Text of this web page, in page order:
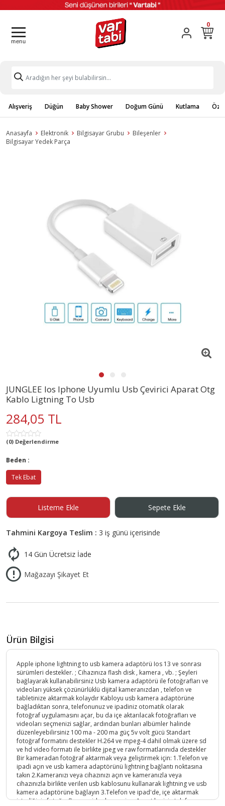
0
Alışveriş Düğün Baby Shower Doğum Günü Kutlama
Anasayfa Elektronik Bilgisayar Grubu
Bileşenler
Bilgisayar Yedek Parça
JUNGLEE Ios Iphone Uyumlu Usb Çevirici Aparat Otg
Kablo Ligtning To Usb
284,05 TL
(0) Değerlendirme
Beden :
Tek Ebat
Listeme Ekle Sepete Ekle
Tahmini Kargoya Teslim : 3 iş günü içerisinde
14 Gün Ücretsiz İade
Mağazayı Şikayet Et
Ürün Bilgisi
Apple iphone lightning to usb kamera adaptörü Ios 13 ve sonrası
sürümleri destekler. ; Cihazınıza flash disk , kamera , vb. ; Şeyleri
bağlayarak kullanabilirsiniz Usb kamera adaptörü ile fotoğrafları ve
videoları yüksek çözünürlüklü dijital kameranızdan , telefon ve
tabletinize aktarmak kolaydır Kabloyu usb kamera adaptörüne
bağladıktan sonra, telefonunuz ve ipadiniz otomatik olarak
fotoğraf uygulamasını açar, bu da içe aktarılacak fotoğrafları ve
videoları seçmenizi sağlar, ardından bunları albümler halinde
düzenleyebilirsiniz 100 ma - 200 ma güç 5v volt gücü Standart
fotoğraf formatını destekler H.264 ve mpeg-4 dahil olmak üzere sd
ve hd video formatı ile birlikte jpeg ve raw formatlarınıda destekler
Bir kameradan fotoğraf aktarmak veya geliştirmek için: 1.Telefon ve
ipadi açın ve usb kamera adaptörünü lightning bağlantı noktasına
takın 2.Kameranızı veya cihazınızı açın ve kameranızla veya
cihazınızla birlikte verilen usb kablosunu kullanarak lightning ve usb
kamera adaptörüne bağlayın 3.Telefon ve ipad'de, içe aktarmak
istediğiniz fotoğrafları ve videoları seçin. ; Ayrıntılar için telefon ve